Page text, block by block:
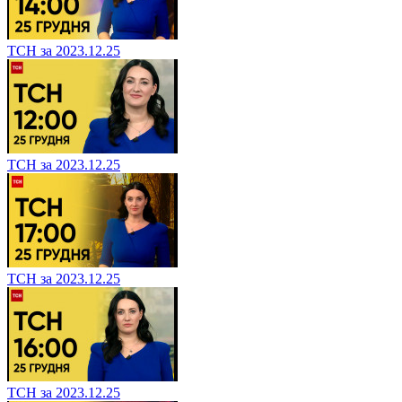
ТСН за 2023.12.25
ТСН за 2023.12.25
ТСН за 2023.12.25
ТСН за 2023.12.25